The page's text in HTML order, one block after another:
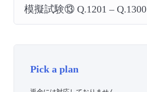
模擬試験⑬ Q.1201 – Q.1300
Pick a plan